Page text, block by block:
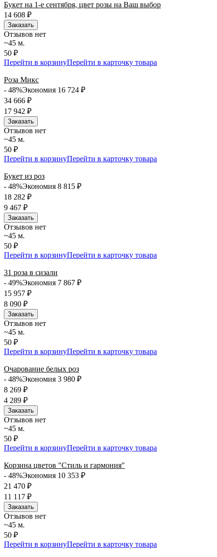
Букет на 1-е сентября, цвет розы на Ваш выбор
14 608 ₽
Заказать
Отзывов нет
~45 м.
50 ₽
Перейти в корзинуПерейти в карточку товара
Роза Микс
- 48%Экономия 16 724 ₽
34 666 ₽
17 942 ₽
Заказать
Отзывов нет
~45 м.
50 ₽
Перейти в корзинуПерейти в карточку товара
Букет из роз
- 48%Экономия 8 815 ₽
18 282 ₽
9 467 ₽
Заказать
Отзывов нет
~45 м.
50 ₽
Перейти в корзинуПерейти в карточку товара
31 роза в сизали
- 49%Экономия 7 867 ₽
15 957 ₽
8 090 ₽
Заказать
Отзывов нет
~45 м.
50 ₽
Перейти в корзинуПерейти в карточку товара
Очарование белых роз
- 48%Экономия 3 980 ₽
8 269 ₽
4 289 ₽
Заказать
Отзывов нет
~45 м.
50 ₽
Перейти в корзинуПерейти в карточку товара
Корзина цветов "Стиль и гармония"
- 48%Экономия 10 353 ₽
21 470 ₽
11 117 ₽
Заказать
Отзывов нет
~45 м.
50 ₽
Перейти в корзинуПерейти в карточку товара